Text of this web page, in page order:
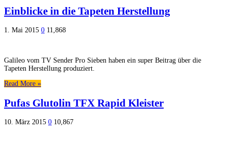
Einblicke in die Tapeten Herstellung
1. Mai 2015 0 11,868
Galileo vom TV Sender Pro Sieben haben ein super Beitrag über die
Tapeten Herstellung produziert.
Read More »
Pufas Glutolin TFX Rapid Kleister
10. März 2015 0 10,867